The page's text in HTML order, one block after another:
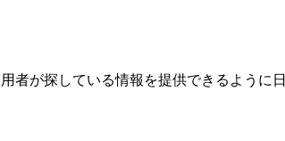
が探している情報を提供できるように